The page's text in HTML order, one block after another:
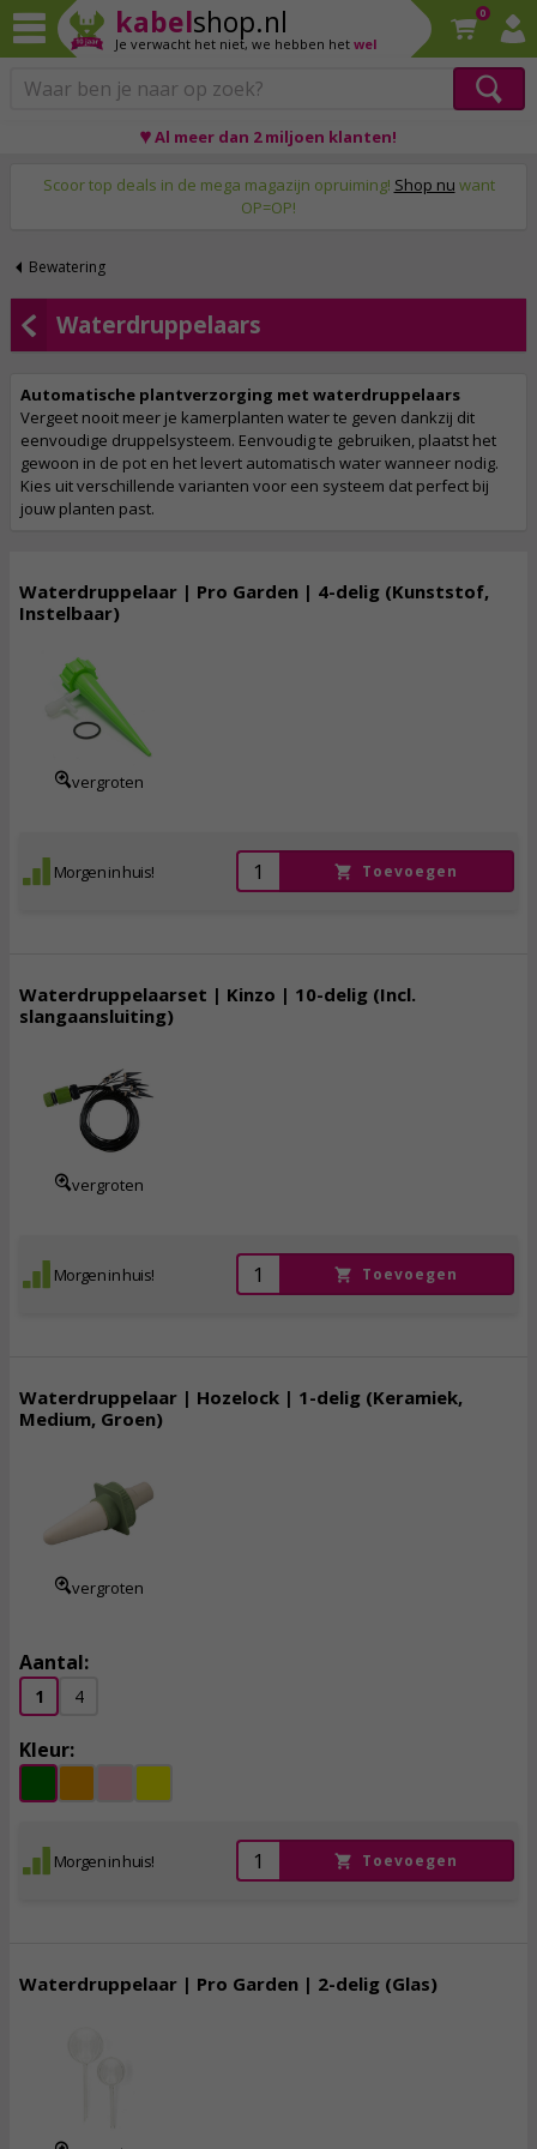
kabelshop.nl
Je verwacht het niet, we hebben het wel
0
♥ Al meer dan 2 miljoen klanten!
Scoor top deals in de mega magazijn opruiming! Shop nu want
OP=OP!
Bewatering
Waterdruppelaars
Automatische plantverzorging met waterdruppelaars
Vergeet nooit meer je kamerplanten water te geven dankzij dit
eenvoudige druppelsysteem. Eenvoudig te gebruiken, plaatst het
gewoon in de pot en het levert automatisch water wanneer nodig.
Kies uit verschillende varianten voor een systeem dat perfect bij
jouw planten past.
Waterdruppelaar | Pro Garden | 4-delig (Kunststof,
Instelbaar)
vergroten
Morgen in huis! Toevoegen
Waterdruppelaarset | Kinzo | 10-delig (Incl.
slangaansluiting)
vergroten
Morgen in huis! Toevoegen
Waterdruppelaar | Hozelock | 1-delig (Keramiek,
Medium, Groen)
vergroten
Aantal:
1 4
Kleur:
Morgen in huis! Toevoegen
Waterdruppelaar | Pro Garden | 2-delig (Glas)